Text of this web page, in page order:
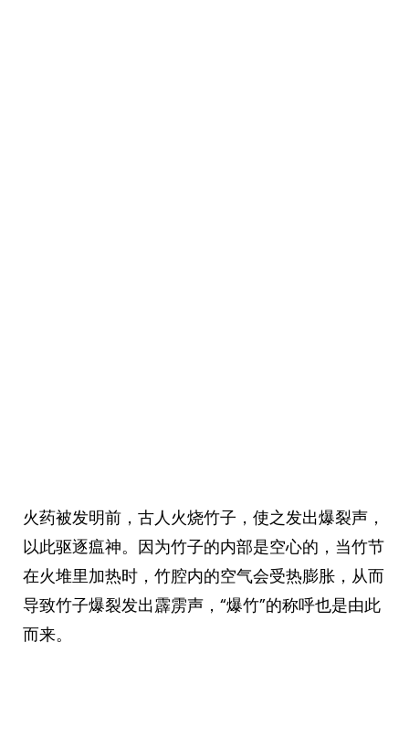
火药被发明前，古人火烧竹子，使之发出爆裂声，
以此驱逐瘟神。因为竹子的内部是空心的，当竹节
在火堆里加热时，竹腔内的空气会受热膨胀，从而
导致竹子爆裂发出霹雳声，“爆竹”的称呼也是由此
而来。